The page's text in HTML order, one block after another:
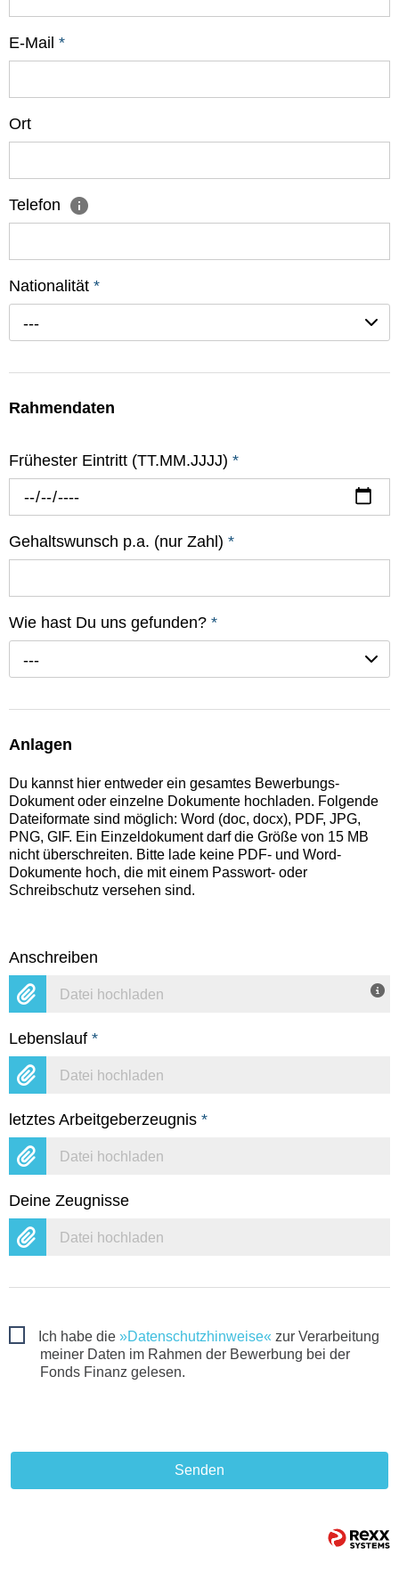
E-Mail *
Ort
Telefon
Nationalität *
---
Rahmendaten
Frühester Eintritt (TT.MM.JJJJ) *
Gehaltswunsch p.a. (nur Zahl) *
Wie hast Du uns gefunden? *
---
Anlagen
Du kannst hier entweder ein gesamtes Bewerbungs-
Dokument oder einzelne Dokumente hochladen. Folgende
Dateiformate sind möglich: Word (doc, docx), PDF, JPG,
PNG, GIF. Ein Einzeldokument darf die Größe von 15 MB
nicht überschreiten. Bitte lade keine PDF- und Word-
Dokumente hoch, die mit einem Passwort- oder
Schreibschutz versehen sind.
Anschreiben
Datei hochladen
Lebenslauf *
Datei hochladen
letztes Arbeitgeberzeugnis *
Datei hochladen
Deine Zeugnisse
Datei hochladen
Ich habe die Datenschutzhinweise
zur Verarbeitung
meiner Daten im Rahmen der Bewerbung bei der
Fonds Finanz gelesen.
Senden